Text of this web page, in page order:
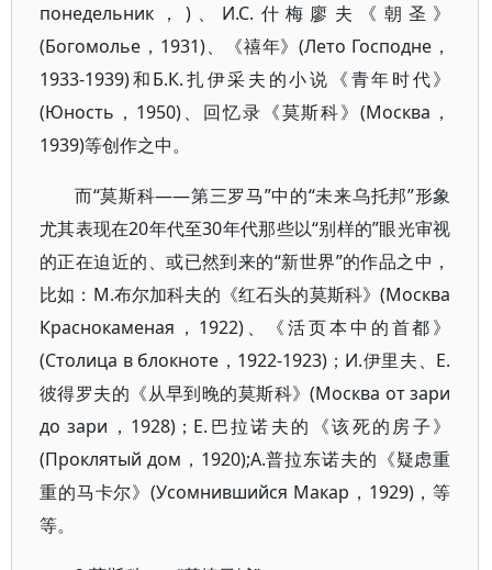
понедельник，)、И.С.什梅廖夫《朝圣》
(Богомолье，1931)、《禧年》(Лето Господне，
1933-1939)和Б.К.扎伊采夫的小说《青年时代》
(Юность，1950)、回忆录《莫斯科》(Москва，
1939)等创作之中。
而“莫斯科——第三罗马”中的“未来乌托邦”形象
尤其表现在20年代至30年代那些以“别样的”眼光审视
的正在迫近的、或已然到来的“新世界”的作品之中，
比如：М.布尔加科夫的《红石头的莫斯科》(Москва
Краснокаменая，1922)、《活页本中的首都》
(Столица в блокноте，1922-1923)；И.伊里夫、Е.
彼得罗夫的《从早到晚的莫斯科》(Москва от зари
до зари，1928)；Е.巴拉诺夫的《该死的房子》
(Проклятый дом，1920);А.普拉东诺夫的《疑虑重
重的马卡尔》(Усомнившийся Макар，1929)，等
等。